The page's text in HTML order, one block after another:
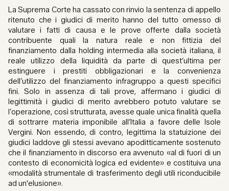
La Suprema Corte ha cassato con rinvio la sentenza di appello
ritenuto che i giudici di merito hanno del tutto omesso di
valutare i fatti di causa e le prove offerte dalla società
contribuente quali la natura reale e non fittizia del
finanziamento dalla holding intermedia alla società italiana, il
reale utilizzo della liquidità da parte di quest’ultima per
estinguere i prestiti obbligazionari e la convenienza
dell’utilizzo del finanziamento infragruppo a questi specifici
fini. Solo in assenza di tali prove, affermano i giudici di
legittimità i giudici di merito avrebbero potuto valutare se
l’operazione, così strutturata, avesse quale unica finalità quella
di sottrarre materia imponibile all’Italia a favore delle Isole
Vergini. Non essendo, di contro, legittima la statuizione dei
giudici laddove gli stessi avevano apoditticamente sostenuto
che il finanziamento in discorso era avvenuto «al di fuori di un
contesto di economicità logica ed evidente» e costituiva una
«modalità strumentale di trasferimento degli utili riconducibile
ad un'elusione».